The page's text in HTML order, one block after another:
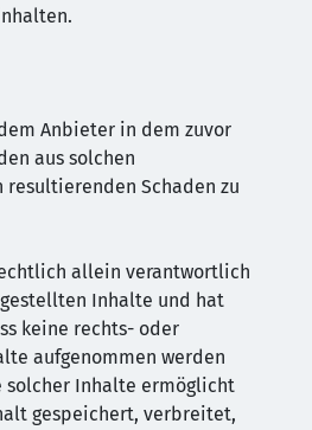
Anbieter in dem zuvor
aus solchen
resultierenden Schaden zu
allein verantwortlich
Inhalte und hat
keine rechts- oder
aufgenommen werden
solcher Inhalte ermöglicht
gespeichert, verbreitet,